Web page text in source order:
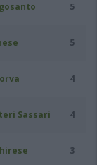
5
5
4
Sassari 4
3